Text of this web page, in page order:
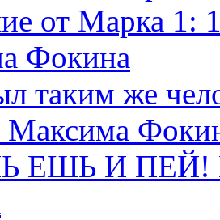
от Марка 1:
Фокина
таким же
Максима
ЕШЬ И ПЕЙ!